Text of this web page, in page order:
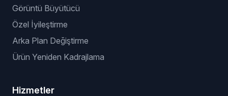
Görüntü Büyütücü
Özel İyileştirme
Arka Plan Değiştirme
Ürün Yeniden Kadrajlama
Hizmetler